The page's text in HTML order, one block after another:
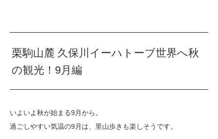
栗駒山麓 久保川イーハトーブ世界へ秋
の観光！9月編
いよいよ秋が始まる9月から。
過ごしやすい気温の9月は、里山歩きも楽しそうです。